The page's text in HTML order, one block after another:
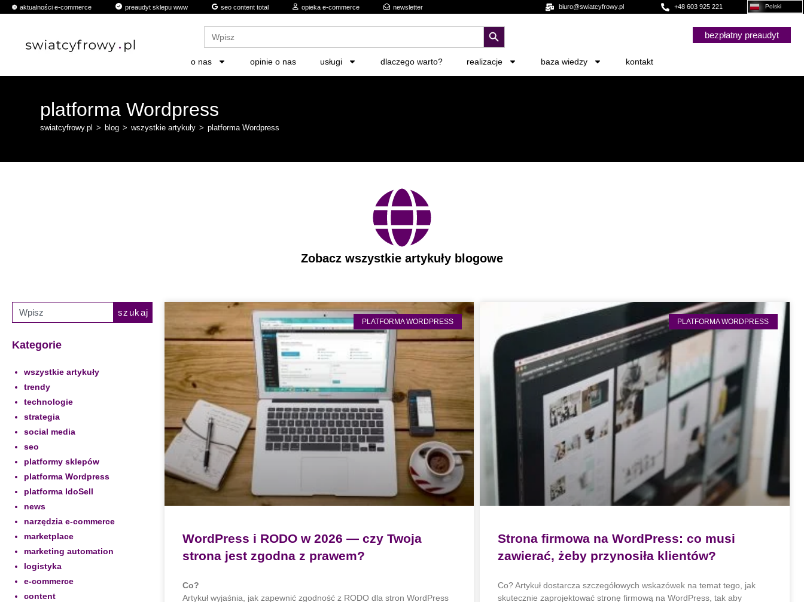
aktualności e-commerce preaudyt sklepu www seo content total opieka e-commerce newsletter biuro@swiatcyfrowy.pl +48 603 925 221 Polski
Search
for:
search button
bezpłatny preaudyt
o nas opinie o nas usługi dlaczego warto? realizacje baza wiedzy kontakt
platforma Wordpress
swiatcyfrowy.pl > blog > wszystkie artykuły > platforma Wordpress
Zobacz wszystkie artykuły blogowe
szukaj
Kategorie
wszystkie artykuły
trendy
technologie
strategia
social media
seo
platformy sklepów
platforma Wordpress
platforma IdoSell
news
narzędzia e-commerce
marketplace
marketing automation
logistyka
e-commerce
content
PLATFORMA WORDPRESS
WordPress i RODO w 2026 — czy Twoja
strona jest zgodna z prawem?
Co?
Artykuł wyjaśnia, jak zapewnić zgodność z RODO dla stron WordPress
PLATFORMA WORDPRESS
Strona firmowa na WordPress: co musi
zawierać, żeby przynosiła klientów?
Co? Artykuł dostarcza szczegółowych wskazówek na temat tego, jak
skutecznie zaprojektować stronę firmową na WordPress, tak aby